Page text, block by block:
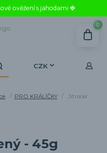
ověžení s jahodami 🍓
CZK
0
PRO KRÁLÍČKY
Jitrocel
- 45g